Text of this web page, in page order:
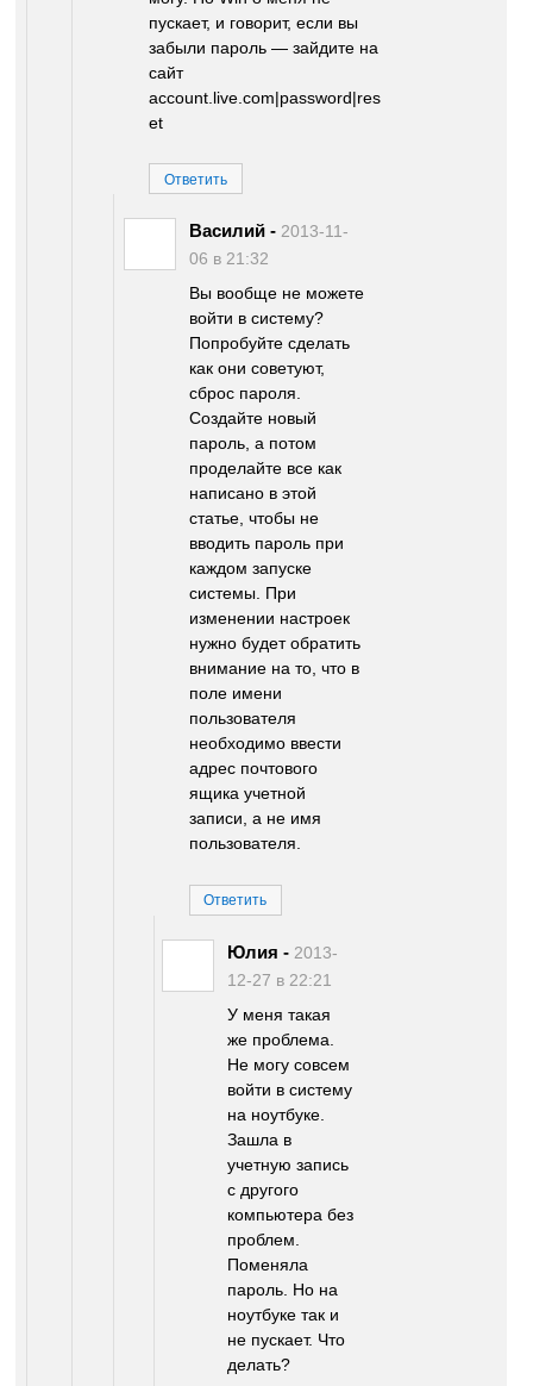
пускает, и говорит, если вы
забыли пароль — зайдите на
сайт
account.live.com|password|res
et
Ответить
Василий - 2013-11-
06 в 21:32
Вы вообще не можете
войти в систему?
Попробуйте сделать
как они советуют,
сброс пароля.
Создайте новый
пароль, а потом
проделайте все как
написано в этой
статье, чтобы не
вводить пароль при
каждом запуске
системы. При
изменении настроек
нужно будет обратить
внимание на то, что в
поле имени
пользователя
необходимо ввести
адрес почтового
ящика учетной
записи, а не имя
пользователя.
Ответить
Юлия - 2013-
12-27 в 22:21
У меня такая
же проблема.
Не могу совсем
войти в систему
на ноутбуке.
Зашла в
учетную запись
с другого
компьютера без
проблем.
Поменяла
пароль. Но на
ноутбуке так и
не пускает. Что
делать?